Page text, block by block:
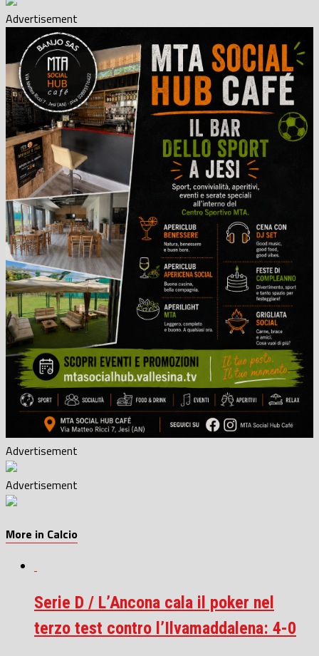
Advertisement
Advertisement
Advertisement
More in Calcio
Serie D / L’Ancona cala il poker nel
terzo test contro l’Ilvamaddalena: 4-0